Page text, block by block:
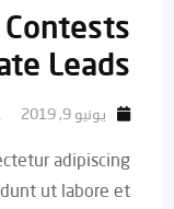
Contests
Leads
يونيو 9, 2019
adipiscing
ut labore et